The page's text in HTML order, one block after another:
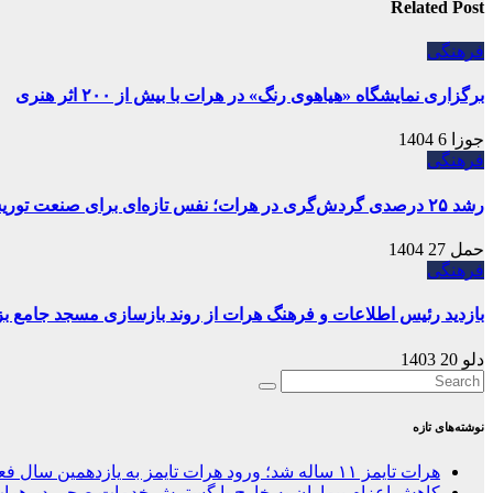
Related Post
فرهنگی
برگزاری نمایشگاه «هیاهوی رنگ» در هرات با بیش از ۲۰۰ اثر هنری
جوزا 6 1404
فرهنگی
رشد ۲۵ درصدی گردش‌گری در هرات؛ نفس تازه‌ای برای صنعت توریسم
حمل 27 1404
فرهنگی
بازدید رئیس اطلاعات و فرهنگ هرات از روند بازسازی مسجد جامع
دلو 20 1403
نوشته‌های تازه
هرات تایمز ۱۱ ساله شد؛ ورود هرات تایمز به یازدهمین سال فعالیت در غرب افغانستان